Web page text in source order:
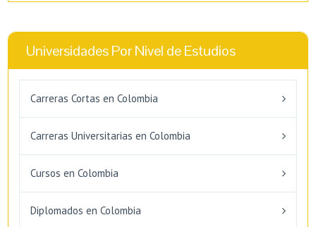
Universidades Por Nivel de Estudios
Carreras Cortas en Colombia
Carreras Universitarias en Colombia
Cursos en Colombia
Diplomados en Colombia